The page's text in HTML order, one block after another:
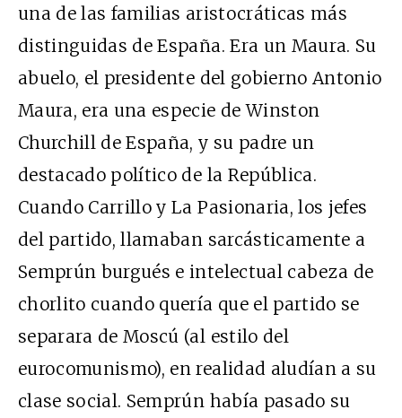
una de las familias aristocráticas más
distinguidas de España. Era un Maura. Su
abuelo, el presidente del gobierno Antonio
Maura, era una especie de Winston
Churchill de España, y su padre un
destacado político de la República.
Cuando Carrillo y La Pasionaria, los jefes
del partido, llamaban sarcásticamente a
Semprún burgués e intelectual cabeza de
chorlito cuando quería que el partido se
separara de Moscú (al estilo del
eurocomunismo), en realidad aludían a su
clase social. Semprún había pasado su